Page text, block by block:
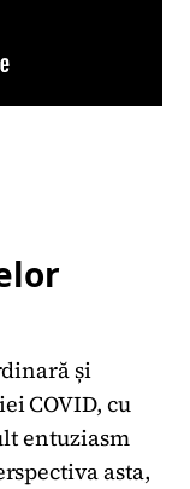
și
COVID, cu
entuziasm
asta,